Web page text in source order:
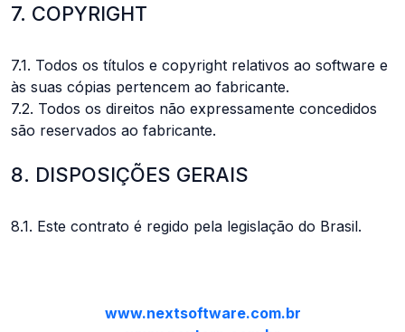
7. COPYRIGHT
7.1. Todos os títulos e copyright relativos ao software e
às suas cópias pertencem ao fabricante.
7.2. Todos os direitos não expressamente concedidos
são reservados ao fabricante.
8. DISPOSIÇÕES GERAIS
8.1. Este contrato é regido pela legislação do Brasil.
www.nextsoftware.com.br